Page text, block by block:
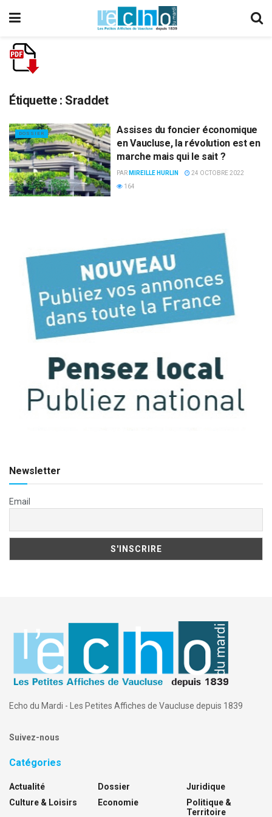
Étiquette : Sraddet
DOSSIER
Assises du foncier économique
en Vaucluse, la révolution est en
marche mais qui le sait ?
PAR MIREILLE HURLIN
24 OCTOBRE 2022
164
Newsletter
Email
Echo du Mardi - Les Petites Affiches de Vaucluse depuis 1839
Suivez-nous
Catégories
Actualité
Culture & Loisirs
Dossier
Economie
Juridique
Politique &
Territoire